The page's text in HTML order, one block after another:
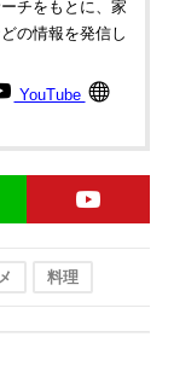
チをもとに、家
の情報を発信し
YouTube
料理